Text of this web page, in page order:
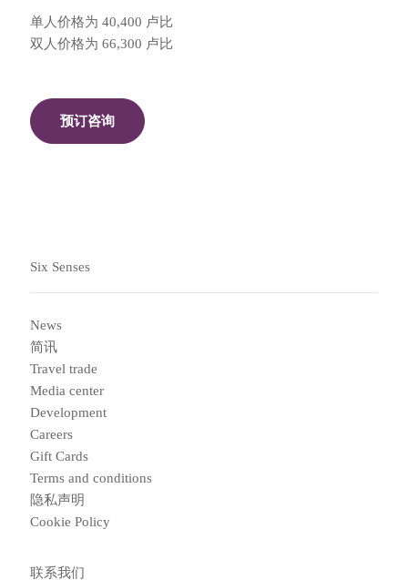
单人价格为 40,400 卢比
双人价格为 66,300 卢比
预订咨询
Six Senses
News
简讯
Travel trade
Media center
Development
Careers
Gift Cards
Terms and conditions
隐私声明
Cookie Policy
联系我们